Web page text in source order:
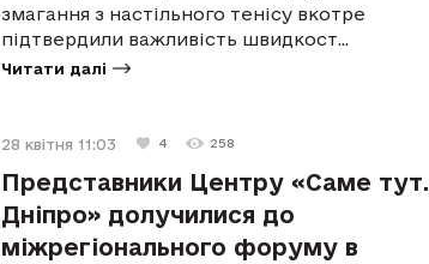
змагання з настільного тенісу вкотре
підтвердили важливість швидкост...
Читати далі
28 квітня 11:03 4 258
Представники Центру «Саме тут.
Дніпро» долучилися до
міжрегіонального форуму в